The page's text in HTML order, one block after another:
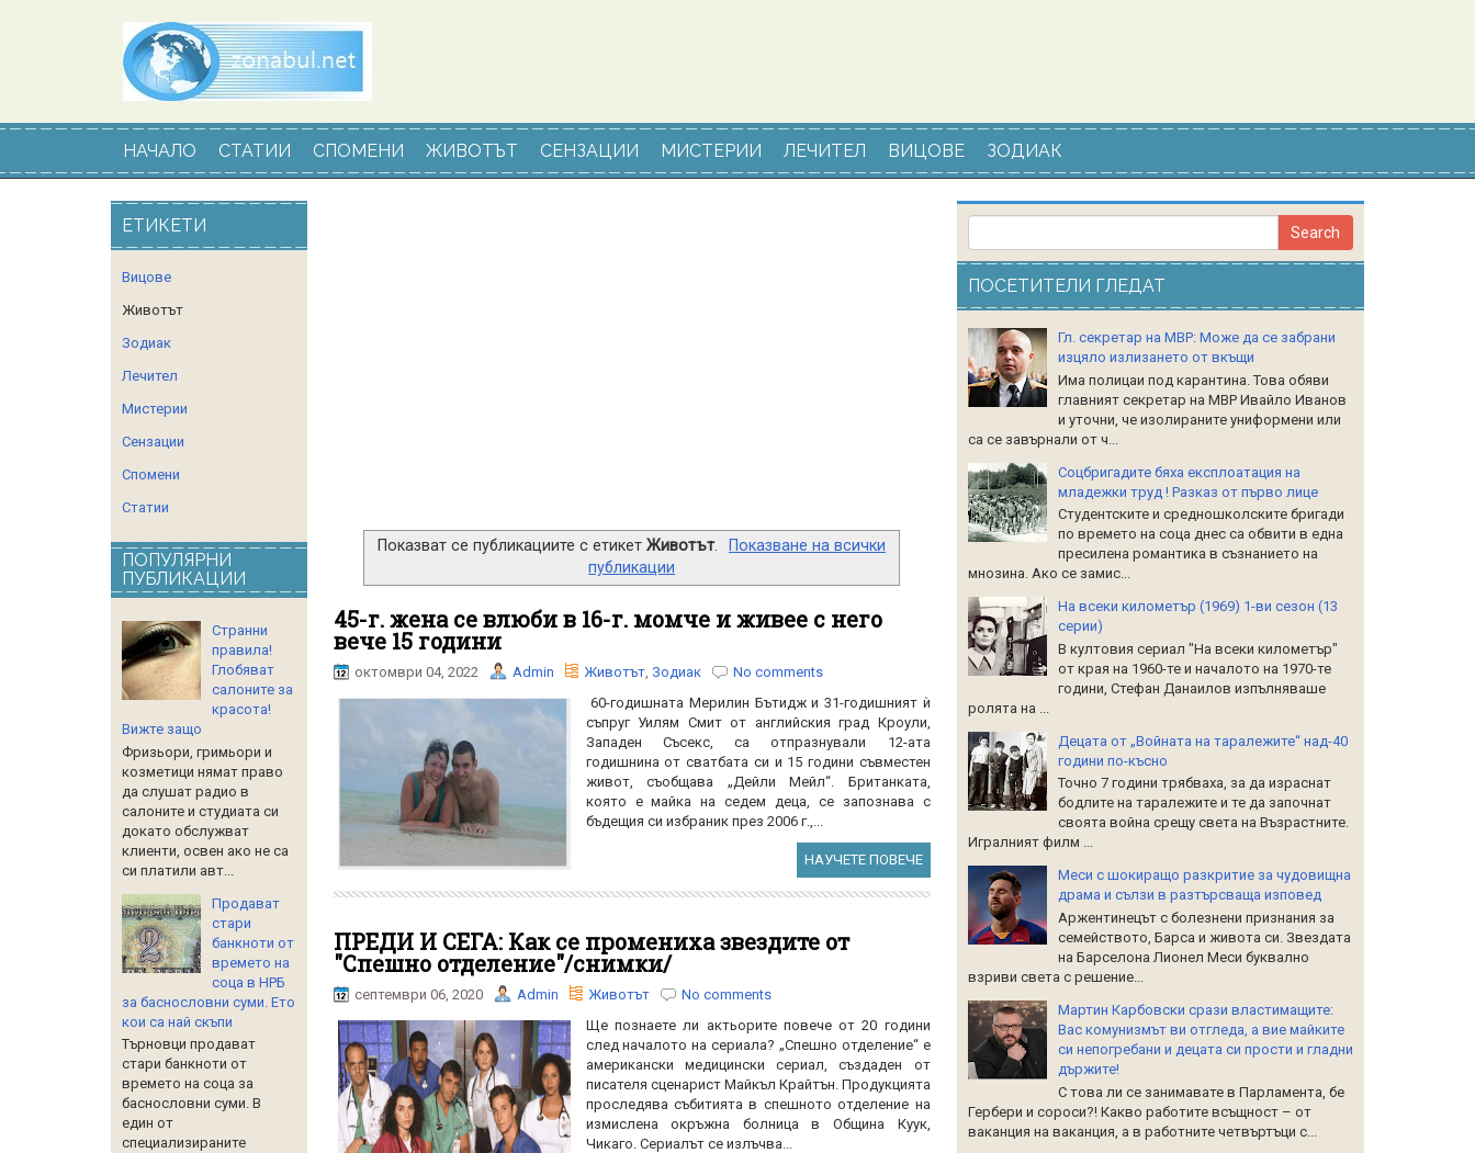
НАЧАЛО СТАТИИ СПОМЕНИ ЖИВОТЪТ СЕНЗАЦИИ МИСТЕРИИ ЛЕЧИТЕЛ ВИЦОВЕ ЗОДИАК
Показват се публикациите с етикетЖивотът.
Показване на всички
публикации
45-г. жена се влюби в 16-г. момче и живее с него
вече 15 години
октомври 04, 2022 Admin Животът, Зодиак
No comments
60-годишната Мерилин Бътидж и 31-годишният ѝ
съпруг Уилям Смит от английския град Кроули,
Западен Съсекс, са отпразнували 12-ата
годишнина от сватбата си и 15 години съвместен
живот, съобщава „Дейли Мейл“. Британката,
която е майка на седем деца, се запознава с
бъдещия си избраник през 2006 г.,...
НАУЧЕТЕ ПОВЕЧЕ
ПРЕДИ И СЕГА: Как се промениха звездите от
"Спешно отделение"/снимки/
септември 06, 2020 Admin Животът
No comments
Ще познаете ли актьорите повече от 20 години
след началото на сериала? „Спешно отделение“ е
американски медицински сериал, създаден от
писателя сценарист Майкъл Крайтън. Продукцията
проследява събитията в спешното отделение на
измислена окръжна болница в Община Куук,
Чикаго. Сериалът се излъчва...
ЕТИКЕТИ
Вицове
Животът
Зодиак
Лечител
Мистерии
Сензации
Спомени
Статии
ПОПУЛЯРНИ
ПУБЛИКАЦИИ
Странни
правила!
Глобяват
салоните за
красота!
Вижте защо
Фризьори, гримьори и
козметици нямат право
да слушат радио в
салоните и студиата си
докато обслужват
клиенти, освен ако не са
си платили авт...
Продават
стари
банкноти от
времето на
соца в НРБ
за баснословни суми. Ето
кои са най скъпи
Търновци продават
стари банкноти от
времето на соца за
баснословни суми. В
един от
специализираните
ПОСЕТИТЕЛИ ГЛЕДАТ
Гл. секретар на МВР: Може да се забрани
изцяло излизането от вкъщи
Има полицаи под карантина. Това обяви
главният секретар на МВР Ивайло Иванов
и уточни, че изолираните униформени или
са се завърнали от ч...
Соцбригадите бяха експлоатация на
младежки труд ! Разказ от първо лице
Студентските и средношколските бригади
по времето на соца днес са обвити в една
пресилена романтика в съзнанието на
мнозина. Ако се замис...
На всеки километър (1969) 1-ви сезон (13
серии)
В култовия сериал "На всеки километър"
от края на 1960-те и началото на 1970-те
години, Стефан Данаилов изпълняваше
ролята на ...
Децата от „Войната на таралежите“ над-40
години по-късно
Точно 7 години трябваха, за да израснат
бодлите на таралежите и те да започнат
своята война срещу света на Възрастните.
Игралният филм ...
Меси с шокиращо разкритие за чудовищна
драма и сълзи в разтърсваща изповед
Аржентинецът с болезнени признания за
семейството, Барса и живота си. Звездата
на Барселона Лионел Меси буквално
взриви света с решение...
Мартин Карбовски срази властимащите:
Вас комунизмът ви отгледа, а вие майките
си непогребани и децата си прости и гладни
държите!
С това ли се занимавате в Парламента, бе
Гербери и сороси?! Какво работите всъщност – от
ваканция на ваканция, а в работните четвъртъци с...